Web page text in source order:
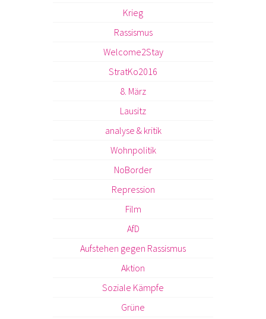
Krieg
Rassismus
Welcome2Stay
StratKo2016
8. März
Lausitz
analyse & kritik
Wohnpolitik
NoBorder
Repression
Film
AfD
Aufstehen gegen Rassismus
Aktion
Soziale Kämpfe
Grüne